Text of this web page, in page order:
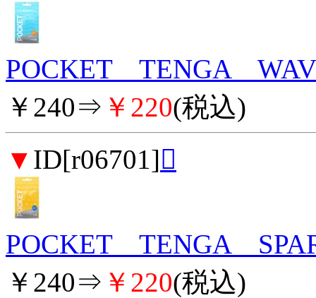
POCKET TENGA
￥240⇒ ￥220(税込)
▼ ID[r06701]
POCKET TENGA
￥240⇒ ￥220(税込)